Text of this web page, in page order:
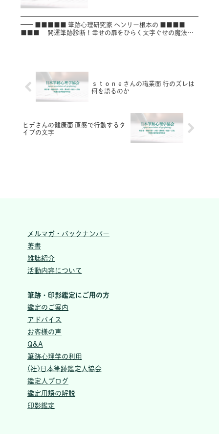
━━━━━━━━━━━━━━━━━━━━━━━━━━━━
━━ ■■■■■ 筆跡心理研究家 ヘンリー根本の ■■■■
■■■ 開運筆跡診断！幸せの扉をひらく文字ぐせの魔法
ｓｔｏｎｅさんの職業面 行のズレは
何を語るのか
ヒデさんの健康面 直感で行動するタ
イプの文字
メルマガ・バックナンバー
著書
雑誌紹介
活動内容について
筆跡・印影鑑定にご用の方
鑑定のご案内
アドバイス
お客様の声
Q&A
筆跡心理学の利用
(社)日本筆跡鑑定人協会
鑑定人ブログ
鑑定用語の解説
印影鑑定